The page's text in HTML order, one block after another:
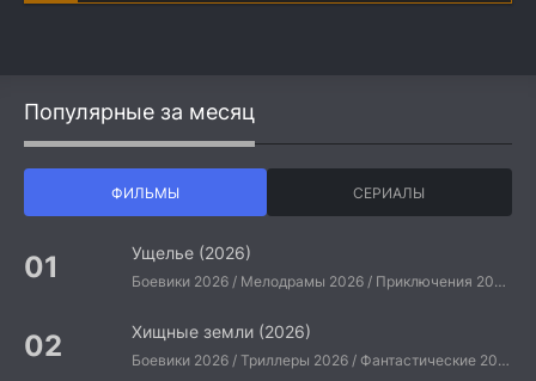
Популярные за месяц
ФИЛЬМЫ СЕРИАЛЫ
Ущелье (2026)
Боевики 2026 / Мелодрамы 2026 / Приключения 2026 / Ужасы 2026 / Фантастические 2026 / Зарубежные фильмы 2026 / Американские фильмы / Фильмы 2026
Хищные земли (2026)
Боевики 2026 / Триллеры 2026 / Фантастические 2026 / Зарубежные фильмы 2026 / Американские фильмы / Фильмы 2026